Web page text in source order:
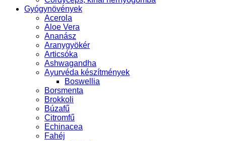
Gyógynövények
Acerola
Aloe Vera
Ananász
Aranygyökér
Articsóka
Ashwagandha
Ayurvéda készítmények
Boswellia
Borsmenta
Brokkoli
Búzafű
Citromfű
Echinacea
Fahéj